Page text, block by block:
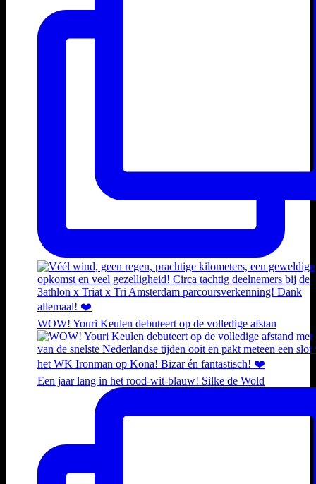
WOW! Youri Keulen debuteert op de volledige afstan
Een jaar lang in het rood-wit-blauw! Silke de Wold